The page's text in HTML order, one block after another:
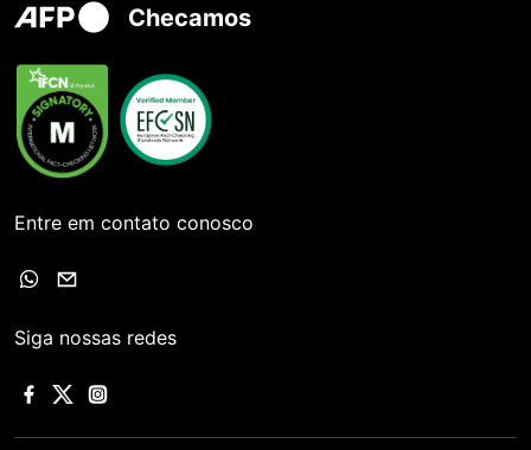
Checamos
Entre em contato conosco
Siga nossas redes